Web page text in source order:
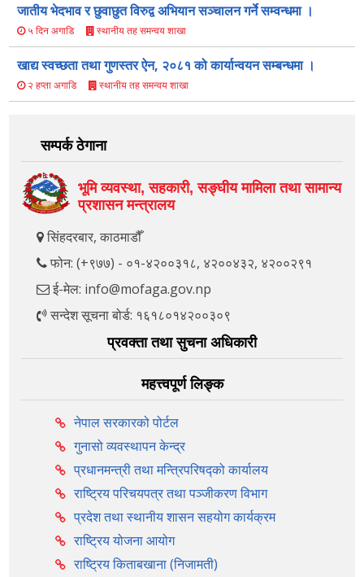
जातीय भेदभाव र छुवाछुत विरुद्व अभियान सञ्चालन गर्ने सम्वन्धमा ।
५ दिन अगाडि स्थानीय तह समन्वय शाखा
खाद्य स्वच्छता तथा गुणस्तर ऐन, २०८१ को कार्यान्वयन सम्बन्धमा ।
२ हप्ता अगाडि स्थानीय तह समन्वय शाखा
सम्पर्क ठेगाना
भूमि व्यवस्था, सहकारी, सङ्‍घीय मामिला तथा सामान्य
प्रशासन मन्त्रालय
सिंहदरबार, काठमाडौँ
फोन: (+९७७) - ०१-४२००३१८, ४२००४३२, ४२००२९१
ई-मेल: info@mofaga.gov.np
सन्देश सूचना बोर्ड: १६१८०१४२००३०९
प्रवक्ता तथा सुचना अधिकारी
महत्त्वपूर्ण लिङ्क
नेपाल सरकारको पोर्टल
गुनासो व्यवस्थापन केन्द्र
प्रधानमन्त्री तथा मन्त्रिपरिषद्को कार्यालय
राष्ट्रिय परिचयपत्र तथा पञ्‍जीकरण विभाग
प्रदेश तथा स्थानीय शासन सहयोग कार्यक्रम
राष्ट्रिय योजना आयोग
राष्ट्रिय किताबखाना (निजामती)